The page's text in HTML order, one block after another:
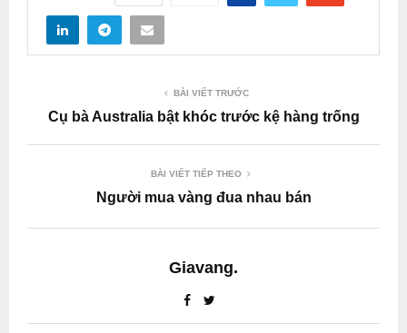
BÀI VIẾT TRƯỚC
Cụ bà Australia bật khóc trước kệ hàng trống
BÀI VIẾT TIẾP THEO
Người mua vàng đua nhau bán
Giavang.